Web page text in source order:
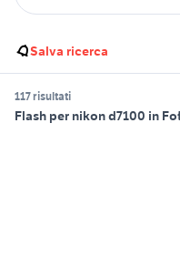
Salva ricerca
117 risultati
Flash per nikon d7100 in